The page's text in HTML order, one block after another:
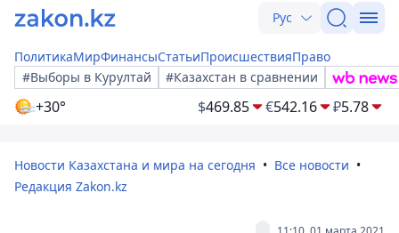
Рус
ПолитикаМирФинансыСтатьиПроисшествияПраво
#Выборы в Курултай
#Казахстан в сравнении
+30° $469.85 €542.16 ₽5.78
Новости Казахстана и мира на сегодня
Все новости
Редакция Zakon.kz